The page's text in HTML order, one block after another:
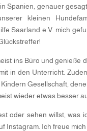
Spanien, genauer
kleinen
Saarland e.V. mich
ins Büro und genieße
in den Unterricht.
Gesellschaft,
wieder etwas besser
oder sehen willst, was
Instagram. Ich freue mich